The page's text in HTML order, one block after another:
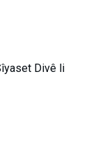
Divê li